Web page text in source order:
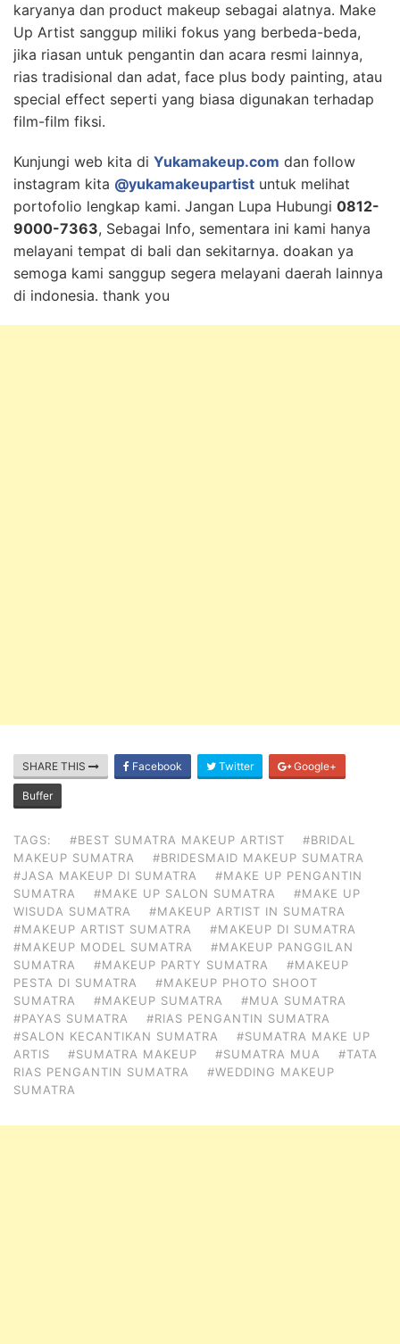
karyanya dan product makeup sebagai alatnya. Make
Up Artist sanggup miliki fokus yang berbeda-beda,
jika riasan untuk pengantin dan acara resmi lainnya,
rias tradisional dan adat, face plus body painting, atau
special effect seperti yang biasa digunakan terhadap
film-film fiksi.
Kunjungi web kita di Yukamakeup.com dan follow
instagram kita @yukamakeupartist untuk melihat
portofolio lengkap kami. Jangan Lupa Hubungi 0812-
9000-7363, Sebagai Info, sementara ini kami hanya
melayani tempat di bali dan sekitarnya. doakan ya
semoga kami sanggup segera melayani daerah lainnya
di indonesia. thank you
SHARE THIS Facebook Twitter Google+
Buffer
TAGS: #BEST SUMATRA MAKEUP ARTIST
#BRIDAL
MAKEUP SUMATRA
#BRIDESMAID MAKEUP SUMATRA
#JASA MAKEUP DI SUMATRA
#MAKE UP PENGANTIN
SUMATRA
#MAKE UP SALON SUMATRA
#MAKE UP
WISUDA SUMATRA
#MAKEUP ARTIST IN SUMATRA
#MAKEUP ARTIST SUMATRA
#MAKEUP DI SUMATRA
#MAKEUP MODEL SUMATRA
#MAKEUP PANGGILAN
SUMATRA
#MAKEUP PARTY SUMATRA
#MAKEUP
PESTA DI SUMATRA
#MAKEUP PHOTO SHOOT
SUMATRA
#MAKEUP SUMATRA
#MUA SUMATRA
#PAYAS SUMATRA
#RIAS PENGANTIN SUMATRA
#SALON KECANTIKAN SUMATRA
#SUMATRA MAKE UP
ARTIS
#SUMATRA MAKEUP #SUMATRA MUA
#TATA
RIAS PENGANTIN SUMATRA
#WEDDING MAKEUP
SUMATRA